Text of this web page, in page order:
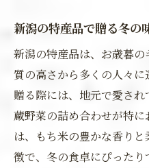
新潟の特産品で贈る冬の
新潟の特産品は、お歳暮
質の高さから多くの人々
贈る際には、地元で愛さ
蔵野菜の詰め合わせが特
は、もち米の豊かな香り
徴で、冬の食卓にぴった